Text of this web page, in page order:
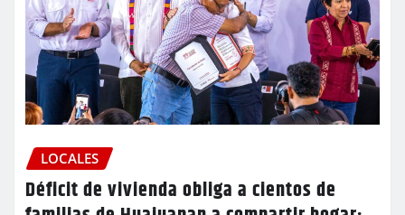
LOCALES
Déficit de vivienda obliga a cientos de